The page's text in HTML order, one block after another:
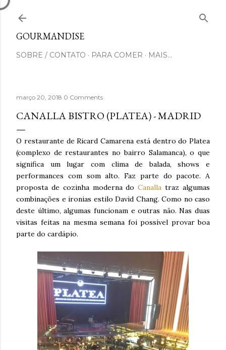
GOURMANDISE
SOBRE / CONTATO PARA COMER MAIS…
março 20, 2018 0 Comments
CANALLA BISTRO (PLATEA) - MADRID
O restaurante de Ricard Camarena está dentro do Platea
(complexo de restaurantes no bairro Salamanca), o que
significa um lugar com clima de balada, shows e
performances com som alto. Faz parte do pacote. A
proposta de cozinha moderna doCanalla traz algumas
combinações e ironias estilo David Chang. Como no caso
deste último, algumas funcionam e outras não. Nas duas
visitas feitas na mesma semana foi possível provar boa
parte do cardápio.